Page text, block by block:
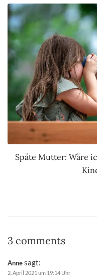
Späte Mutter: Wäre
3 comments
Annesagt:
2. April 2021 um 19:14 Uhr